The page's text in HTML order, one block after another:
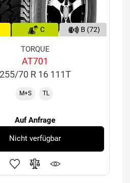
C B (72)
TORQUE
AT701
255/70 R 16 111T
M+S TL
Auf Anfrage
Nicht verfügbar